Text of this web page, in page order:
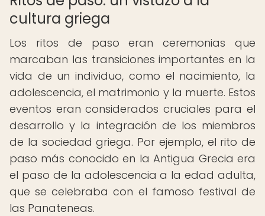
cultura griega
Los ritos de paso eran ceremonias que
marcaban las transiciones importantes en la
vida de un individuo, como el nacimiento, la
adolescencia, el matrimonio y la muerte. Estos
eventos eran considerados cruciales para el
desarrollo y la integración de los miembros
de la sociedad griega. Por ejemplo, el rito de
paso más conocido en la Antigua Grecia era
el paso de la adolescencia a la edad adulta,
que se celebraba con el famoso festival de
las Panateneas.